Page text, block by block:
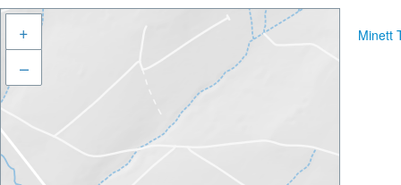
+
–
Minett